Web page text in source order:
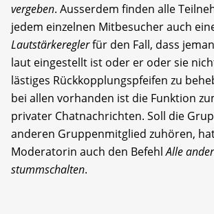
vergeben. Ausserdem finden alle
jedem einzelnen Mitbesucher auch
Lautstärkereglerfür den Fall, dass
laut eingestellt ist oder er oder sie
lästiges Rückkopplungspfeifen zu
bei allen vorhanden ist die Funktion
privater Chatnachrichten. Soll die
anderen Gruppenmitglied zuhören,
Moderatorin auch den BefehlAlle
stummschalten.